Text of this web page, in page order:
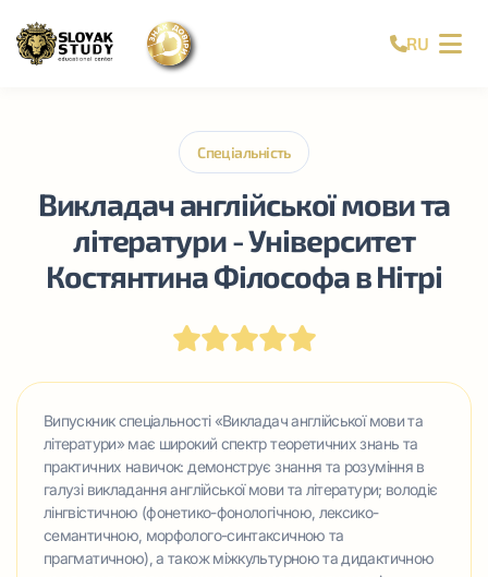
RU
Спеціальність
Викладач англійської мови та
літератури - Університет
Костянтина Філософа в Нітрі
Випускник спеціальності «Викладач англійської мови та
літератури» має широкий спектр теоретичних знань та
практичних навичок: демонструє знання та розуміння в
галузі викладання англійської мови та літератури; володіє
лінгвістичною (фонетико-фонологічною, лексико-
семантичною, морфолого-синтаксичною та
прагматичною), а також міжкультурною та дидактичною